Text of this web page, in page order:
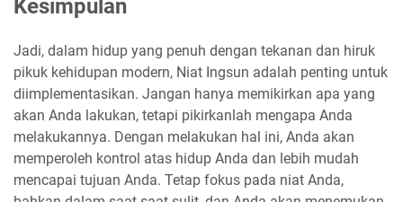
Kesimpulan
Jadi, dalam hidup yang penuh dengan tekanan dan hiruk
pikuk kehidupan modern, Niat Ingsun adalah penting untuk
diimplementasikan. Jangan hanya memikirkan apa yang
akan Anda lakukan, tetapi pikirkanlah mengapa Anda
melakukannya. Dengan melakukan hal ini, Anda akan
memperoleh kontrol atas hidup Anda dan lebih mudah
mencapai tujuan Anda. Tetap fokus pada niat Anda,